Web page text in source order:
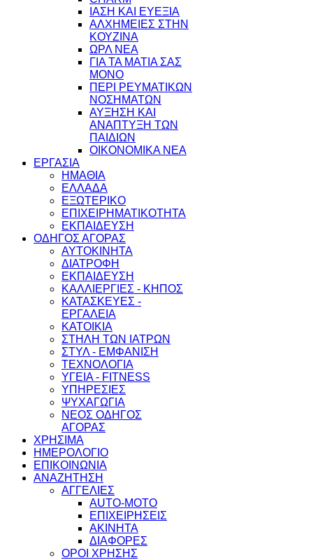
ΙΑΣΗ ΚΑΙ ΕΥΕΞΙΑ
ΑΛΧΗΜΕΙΕΣ ΣΤΗΝ
ΚΟΥΖΙΝΑ
ΩΡΛ ΝEA
ΓΙΑ ΤΑ ΜΑΤΙΑ ΣΑΣ
ΜΟΝΟ
ΠΕΡΙ ΡΕΥΜΑΤΙΚΩΝ
ΝΟΣΗΜΑΤΩΝ
ΑΥΞΗΣΗ ΚΑΙ
ΑΝΑΠΤΥΞΗ ΤΩΝ
ΠΑΙΔΙΩΝ
ΟΙΚΟΝΟΜΙΚΑ ΝΕΑ
ΕΡΓΑΣΙΑ
ΗΜΑΘΙΑ
ΕΛΛΑΔΑ
ΕΞΩΤΕΡΙΚΟ
ΕΠΙΧΕΙΡΗΜΑΤΙΚΟΤΗΤΑ
ΕΚΠΑΙΔΕΥΣΗ
ΟΔΗΓΟΣ ΑΓΟΡΑΣ
ΑΥΤΟΚΙΝΗΤΑ
ΔΙΑΤΡΟΦΗ
ΕΚΠΑΙΔΕΥΣΗ
ΚΑΛΛΙΕΡΓΙΕΣ - ΚΗΠΟΣ
ΚΑΤΑΣΚΕΥΕΣ -
ΕΡΓΑΛΕΙΑ
ΚΑΤΟΙΚΙΑ
ΣΤΗΛΗ ΤΩΝ ΙΑΤΡΩΝ
ΣΤΥΛ - ΕΜΦΑΝΙΣΗ
ΤΕΧΝΟΛΟΓΙΑ
ΥΓΕΙΑ - FITNESS
ΥΠΗΡΕΣΙΕΣ
ΨΥΧΑΓΩΓΙΑ
ΝΕΟΣ ΟΔΗΓΟΣ
ΑΓΟΡΑΣ
ΧΡΗΣΙΜΑ
ΗΜΕΡΟΛΟΓΙΟ
ΕΠΙΚΟΙΝΩΝΙΑ
ΑΝΑΖΗΤΗΣΗ
ΑΓΓΕΛΙΕΣ
AUTO-MOTO
ΕΠΙΧΕΙΡΗΣΕΙΣ
ΑΚΙΝΗΤΑ
ΔΙΑΦΟΡΕΣ
ΟΡΟΙ ΧΡΗΣΗΣ